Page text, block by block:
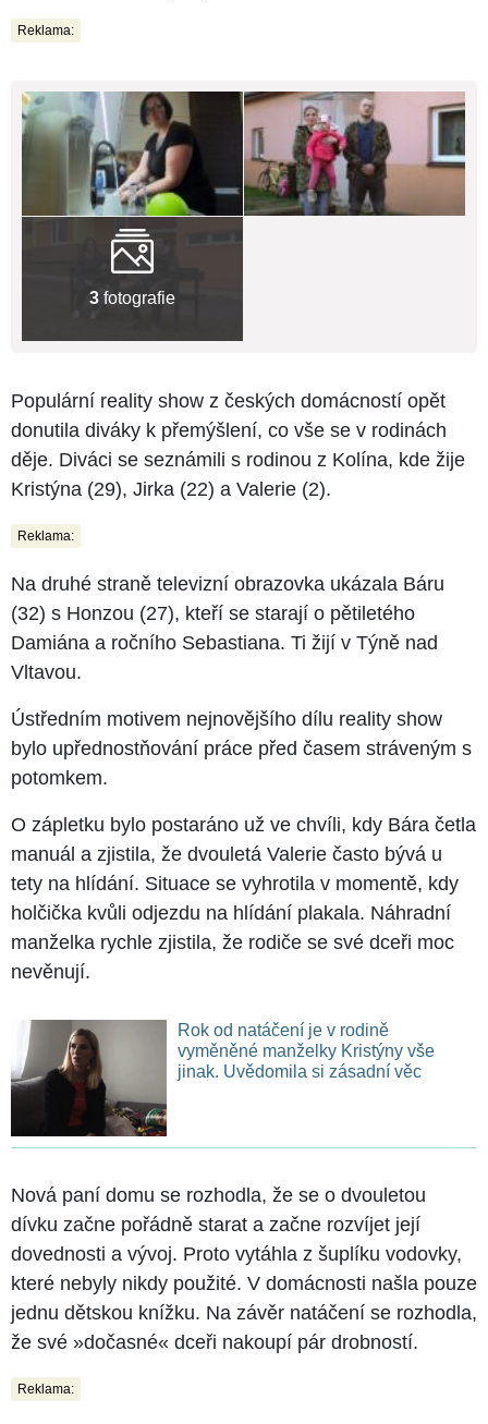
Reklama:
3 fotografie
Populární reality show z českých domácností opět
donutila diváky k přemýšlení, co vše se v rodinách
děje. Diváci se seznámili s rodinou z Kolína, kde žije
Kristýna (29), Jirka (22) a Valerie (2).
Reklama:
Na druhé straně televizní obrazovka ukázala Báru
(32) s Honzou (27), kteří se starají o pětiletého
Damiána a ročního Sebastiana. Ti žijí v Týně nad
Vltavou.
Ústředním motivem nejnovějšího dílu reality show
bylo upřednostňování práce před časem stráveným s
potomkem.
O zápletku bylo postaráno už ve chvíli, kdy Bára četla
manuál a zjistila, že dvouletá Valerie často bývá u
tety na hlídání. Situace se vyhrotila v momentě, kdy
holčička kvůli odjezdu na hlídání plakala. Náhradní
manželka rychle zjistila, že rodiče se své dceři moc
nevěnují.
Rok od natáčení je v rodině
vyměněné manželky Kristýny vše
jinak. Uvědomila si zásadní věc
Nová paní domu se rozhodla, že se o dvouletou
dívku začne pořádně starat a začne rozvíjet její
dovednosti a vývoj. Proto vytáhla z šuplíku vodovky,
které nebyly nikdy použité. V domácnosti našla pouze
jednu dětskou knížku. Na závěr natáčení se rozhodla,
že své »dočasné« dceři nakoupí pár drobností.
Reklama: